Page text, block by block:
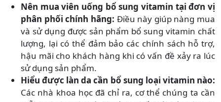
Nên mua viên uống bổ sung vitamin tại đơn vị
phân phối chính hãng: Điều này giúp nàng mua
và sử dụng được sản phẩm bổ sung vitamin chất
lượng, lại có thể đảm bảo các chính sách hỗ trợ,
hậu mãi cho khách hàng khi có vấn đề xảy ra lúc
sử dụng sản phẩm.
Hiểu được làn da cần bổ sung loại vitamin nào:
Các nhà khoa học đã chỉ ra, cơ thể chúng ta cần